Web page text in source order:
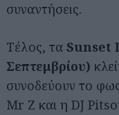
συναντήσεις.
Τέλος, τα Sunset
Σεπτεμβρίου)
συνοδεύουν το
Mr Z και η DJ